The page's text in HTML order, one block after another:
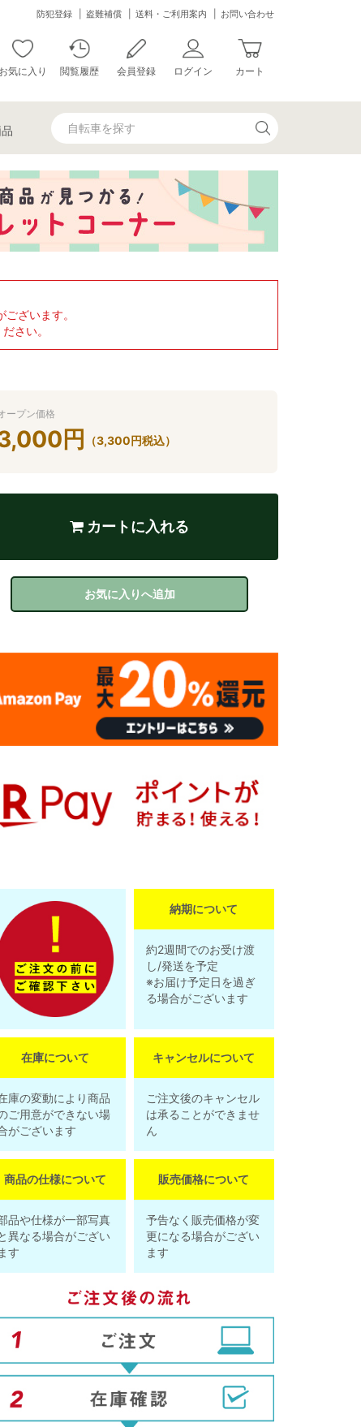
防犯登録 盗難補償 送料・ご利用案内 お問い合わせ
お気に入り 閲覧履歴 会員登録 ログイン カート
ざいます。
さい。
ープン価格
円 （3,300円税込）
カートに入れる
お気に入りへ追加
納期について
約2週間でのお受け渡
し/発送を予定
※お届け予定日を過ぎ
る場合がございます
在庫について
庫の変動により商品
ご用意ができない場
がございます
キャンセルについて
ご注文後のキャンセル
は承ることができませ
ん
商品の仕様について
品や仕様が一部写真
異なる場合がござい
ます
販売価格について
予告なく販売価格が変
更になる場合がござい
ます